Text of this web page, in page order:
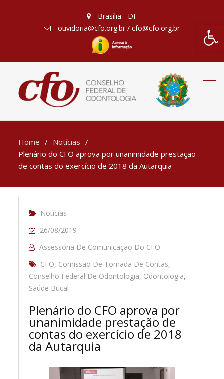
Barra
Brasília - DF
ouvidoria@cfo.org.br / cfo@cfo.org.br
Home
Notícias
Plenário do CFO aprova por unanimidade prestação
de contas do exercício de 2018 da Autarquia
Notícias
26/08/2019
Assessoria De Comunicação Do CFO
CFO, Comissão De Tomada De Contas,
Conselho Federal De Odontologia, Odontologia,
Saúde Bucal
Plenário do CFO aprova por
unanimidade prestação de
contas do exercício de 2018
da Autarquia